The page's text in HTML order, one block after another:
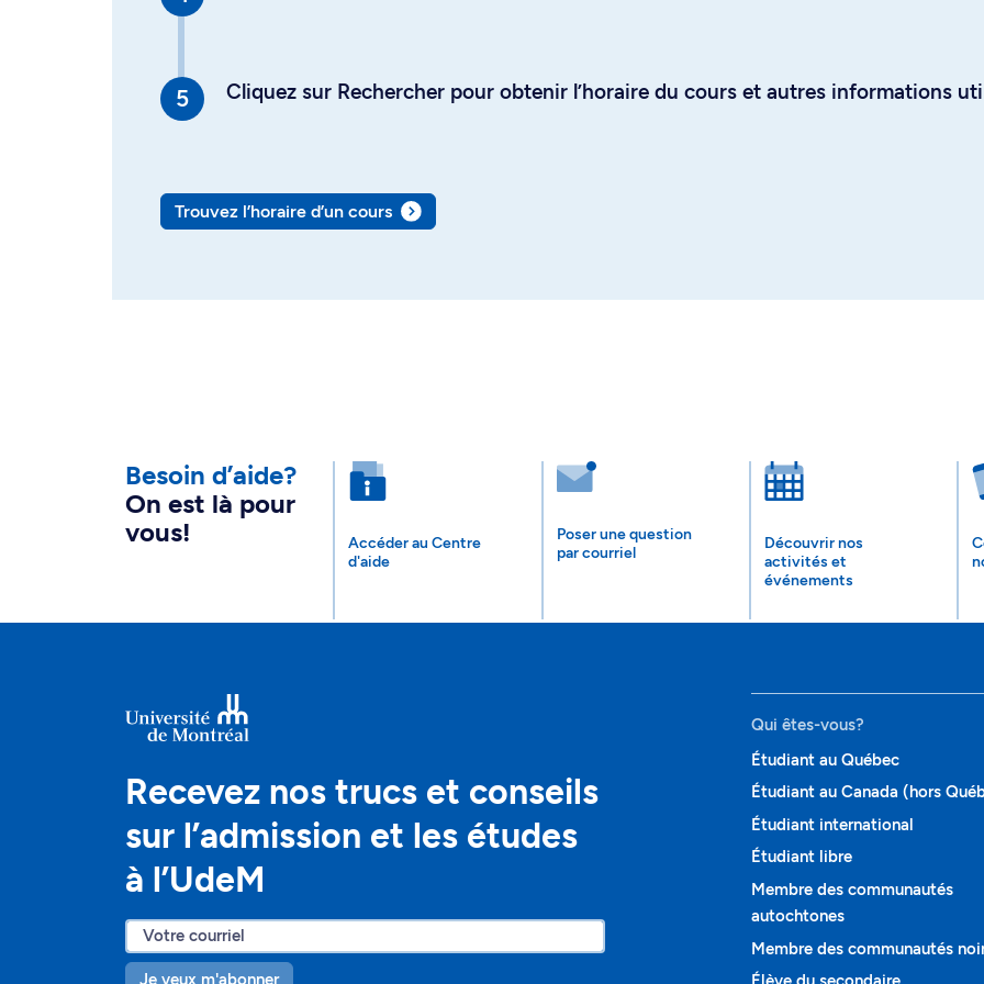
Cliquez sur Rechercher pour obtenir l’horaire du cours et autres informations
Trouvez l’horaire d’un cours
Besoin d’aide?
On est là pour
vous!
Accéder au Centre
d'aide
Poser une question
par courriel
Découvrir nos
activités et
événements
Recevez nos trucs et conseils
sur l’admission et les études
à l’UdeM
Je veux m'abonner
Qui êtes-vous?
Étudiant au Québec
Étudiant au Canada (hors
Étudiant international
Étudiant libre
Membre des communautés
autochtones
Membre des communautés